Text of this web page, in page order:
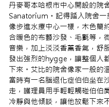
丹麥哥本哈根市中心開設的院
Sanatorium。記得踏入院舍一
像步進水療中心一樣，木色簡
合暖色的布藝沙發、毛氈等，
音樂，加上淡淡香薰香氣，舒
發出強烈的hygge，讓整個人
下來。艾比的院舍像家一般的
當時有一名腦退化症伯伯坐在
走，護理員用手輕輕觸碰伯伯
冷靜與他傾談，讓他放鬆下來